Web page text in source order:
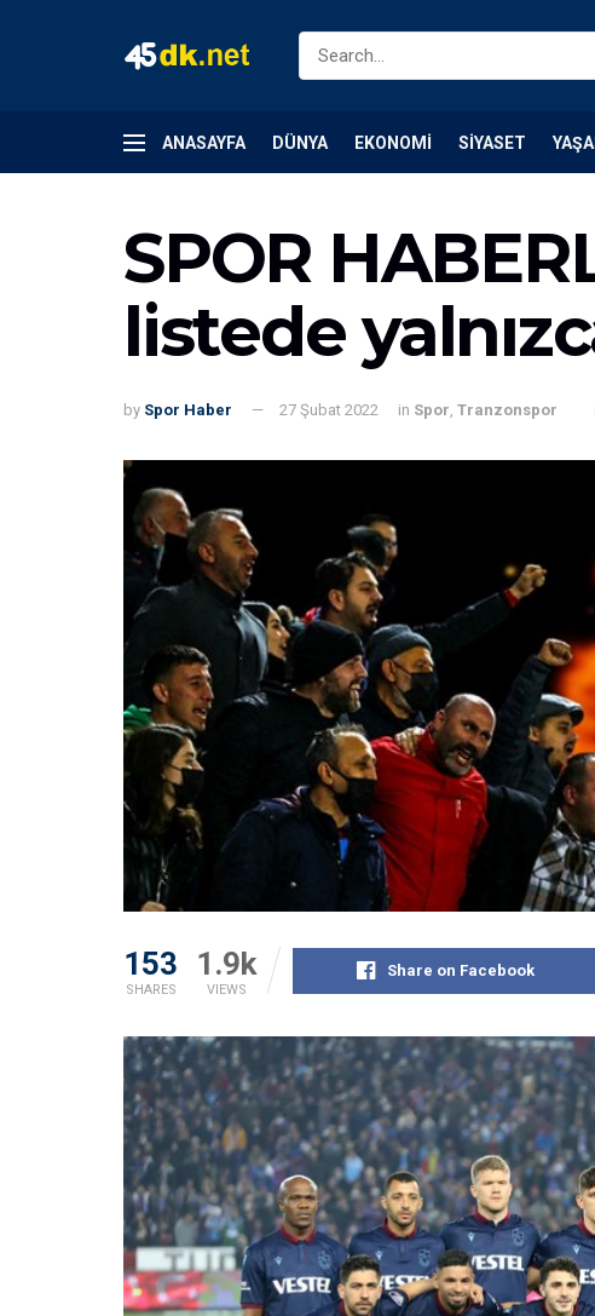
ANASAYFA DÜNYA EKONOMI SIYASET
SPOR
listede
by Spor Haber 27 Şubat 2022 in Spor, Tranzonspor
153
SHARES
1.9k
VIEWS
Share on Facebook